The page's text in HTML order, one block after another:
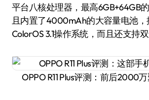
平台八核处理器，最高6GB+64GB
且内置了4000mAh的大容量电池，
ColorOS 3.1操作系统，而且还支持双
OPPO R11 Plus评测：前后2000